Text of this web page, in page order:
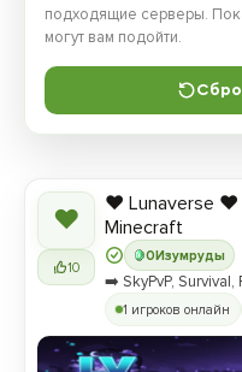
подходящие серверы.
могут вам подойти.
❤
10
0Изумруды
❤️ Lunaverse ❤️
Minecraft
➡️ SkyPvP,
1 игроков онлайн